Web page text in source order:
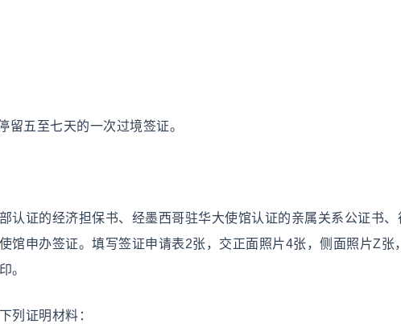
五至七天的一次过境签证。
认证的经济担保书、经墨西哥驻华大使馆认证的亲属关系公证书、
馆申办签证。填写签证申请表2张，交正面照片4张，侧面照片Z张
。
列证明材料：